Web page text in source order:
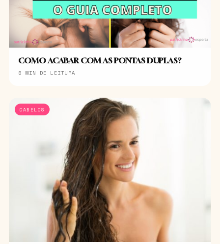
COMO ACABAR COM AS PONTAS DUPLAS?
8 MIN DE LEITURA
CABELOS